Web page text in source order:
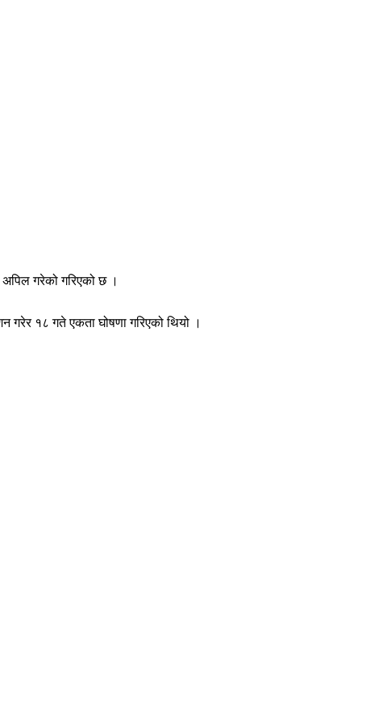
अपिल गरेको गरिएको छ ।
गरेर १८ गते एकता घोषणा गरिएको थियो ।